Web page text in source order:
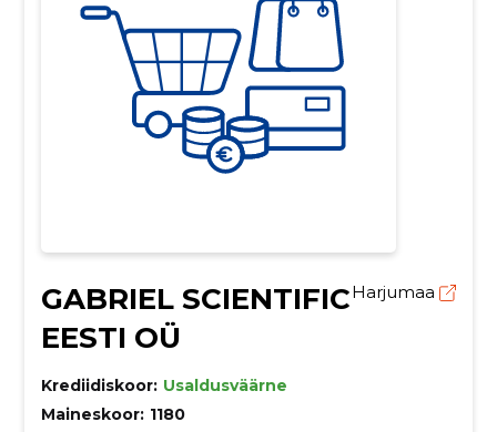
GABRIEL SCIENTIFIC
EESTI OÜ
Harjumaa
Krediidiskoor: Usaldusväärne
Maineskoor: 1180